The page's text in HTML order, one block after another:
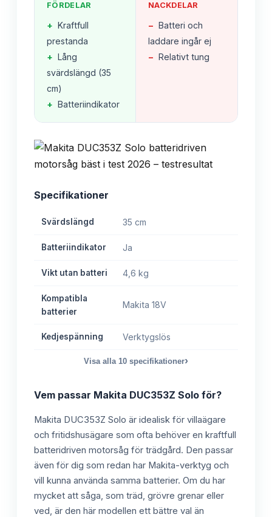
FÖRDELAR
+ Kraftfull
prestanda
+ Lång
svärdslängd (35
cm)
+ Batteriindikator
NACKDELAR
− Batteri och
laddare ingår ej
− Relativt tung
Specifikationer
Svärdslängd 35 cm
Batteriindikator Ja
Vikt utan batteri 4,6 kg
Kompatibla
batterier
Makita 18V
Kedjespänning Verktygslös
Visa alla 10 specifikationer›
Vem passar Makita DUC353Z Solo för?
Makita DUC353Z Solo är idealisk för villaägare
och fritidshusägare som ofta behöver en kraftfull
batteridriven motorsåg för trädgård. Den passar
även för dig som redan har Makita-verktyg och
vill kunna använda samma batterier. Om du har
mycket att såga, som träd, grövre grenar eller
ved, är den här modellen ett bättre val än